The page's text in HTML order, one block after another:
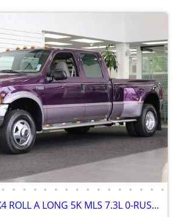
• • • • • • • • • • • • • • • •
1999 FORD F350 4X4 ROLL A LONG 5K MLS 7.3L 0-RUST F-350 2000 2001 2002